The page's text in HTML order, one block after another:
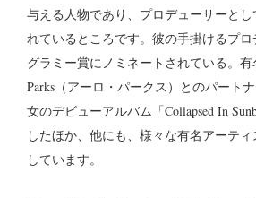
与える人物であり、プロデューサーと
れているところです。彼の手掛けるプ
グラミー賞にノミネートされている。
Parks（アーロ・パークス）とのパート
女のデビューアルバム「Collapsed In
したほか、他にも、様々な有名アーテ
しています。